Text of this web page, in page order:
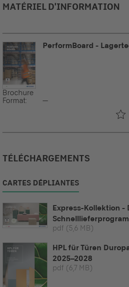
MATÉRIEL D'INFORMATION
PerformBoard -
Brochure
Format:
--
TÉLÉCHARGEMENTS
CARTES DÉPLIANTES
Express-Kollektion -
pdf (5,6 MB)
HPL für Türen
2025–2028
pdf (6,7 MB)